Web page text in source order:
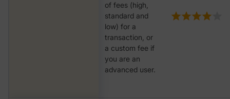
of fees (high,
standard and
low) for a
transaction, or
a custom fee if
you are an
advanced user.